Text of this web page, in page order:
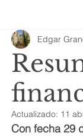
Edgar
Actualizado: 11
Con fecha 29